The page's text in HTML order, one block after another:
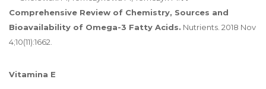
Comprehensive Review of Chemistry, Sources and
Bioavailability of Omega-3 Fatty Acids. Nutrients. 2018 Nov
4;10(11):1662.
Vitamina E